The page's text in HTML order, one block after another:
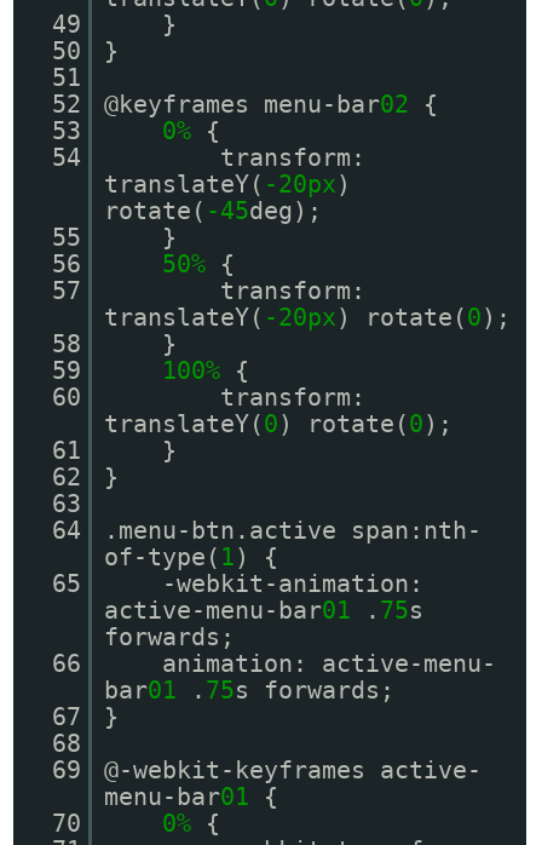
49
}
50
}
51
52
@keyframes menu-bar02
{
53
0% {
54
transform:
translateY( -20px)
rotate( -45deg);
55
}
56
50% {
57
transform:
translateY( -20px) rotate(0);
58
}
59
100% {
60
transform:
translateY(0) rotate(0);
61
}
62
}
63
64
.menu-btn.active span:nth-
of-type( 1) {
65
-webkit-animation:
active-menu-bar01 . 75s
forwards;
66
animation: active-menu-
bar01 . 75s forwards;
67
}
68
69
@-webkit-keyframes active-
menu-bar01
{
70
0% {